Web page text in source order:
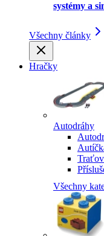
systémy a
Všechny články
Hračky
Autodráhy
Všechny